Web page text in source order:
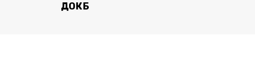
ДОКБ